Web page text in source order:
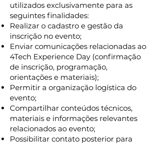
utilizados exclusivamente para as
seguintes finalidades:
Realizar o cadastro e gestão da
inscrição no evento;
Enviar comunicações relacionadas ao
4Tech Experience Day (confirmação
de inscrição, programação,
orientações e materiais);
Permitir a organização logística do
evento;
Compartilhar conteúdos técnicos,
materiais e informações relevantes
relacionados ao evento;
Possibilitar contato posterior para